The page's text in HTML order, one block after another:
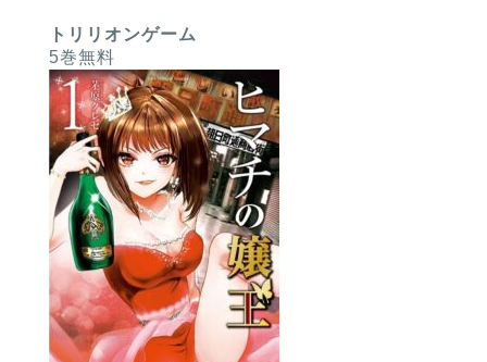
トリリオンゲーム
5巻無料